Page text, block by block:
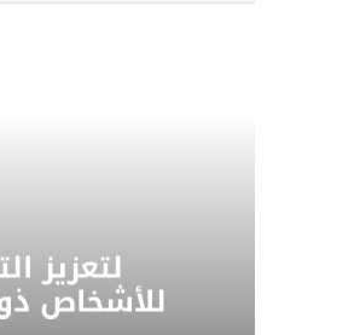
لتعزيز
للأشخاص